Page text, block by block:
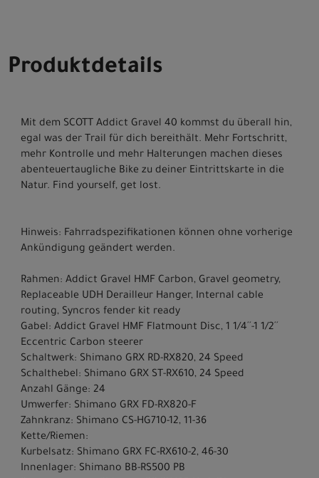
Produktdetails
Mit dem SCOTT Addict Gravel 40 kommst du überall hin,
egal was der Trail für dich bereithält. Mehr Fortschritt,
mehr Kontrolle und mehr Halterungen machen dieses
abenteuertaugliche Bike zu deiner Eintrittskarte in die
Natur. Find yourself, get lost.
Hinweis: Fahrradspezifikationen können ohne vorherige
Ankündigung geändert werden.
Rahmen: Addict Gravel HMF Carbon, Gravel geometry,
Replaceable UDH Derailleur Hanger, Internal cable
routing, Syncros fender kit ready
Gabel: Addict Gravel HMF Flatmount Disc, 1 1/4´´-1 1/2´´
Eccentric Carbon steerer
Schaltwerk: Shimano GRX RD-RX820, 24 Speed
Schalthebel: Shimano GRX ST-RX610, 24 Speed
Anzahl Gänge: 24
Umwerfer: Shimano GRX FD-RX820-F
Zahnkranz: Shimano CS-HG710-12, 11-36
Kette/Riemen:
Kurbelsatz: Shimano GRX FC-RX610-2, 46-30
Innenlager: Shimano BB-RS500 PB